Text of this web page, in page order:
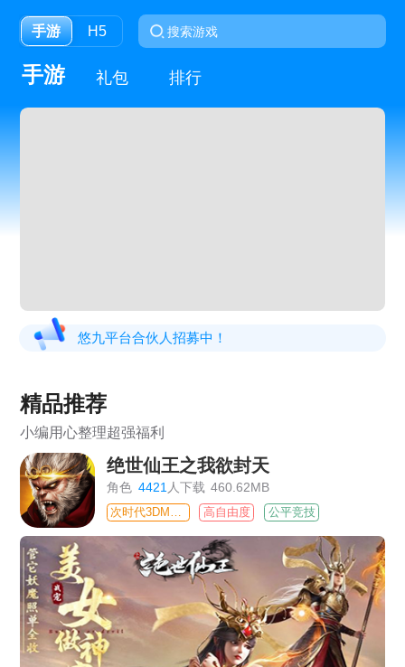
手游 H5
手游 礼包 排行
悠九平台合伙人招募中！
精品推荐
小编用心整理超强福利
绝世仙王之我欲封天
角色 4421人下载 460.62MB
高自由度 公平竞技